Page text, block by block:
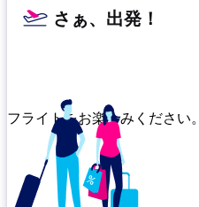
さぁ、出発！
フライトをお楽しみください。